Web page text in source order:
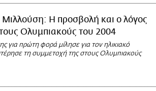
Μιλλούση: Η προσβολή και ο λόγος
Ολυμπιακούς του 2004
για πρώτη φορά μίλησε για τον ηλικιακό
τη συμμετοχή της στους Ολυμπιακούς